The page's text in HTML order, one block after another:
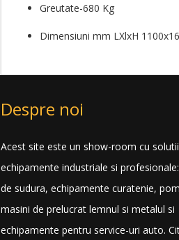
Greutate-680 Kg
Dimensiuni mm LXlxH
Despre noi
Acest site este un show-room cu
echipamente industriale si
de sudura, echipamente curatenie,
masini de prelucrat lemnul si metalul si
echipamente pentru service-uri auto.